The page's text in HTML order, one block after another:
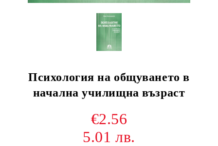
Психология на общуването в
начална училищна възраст
€2.56
5.01 лв.